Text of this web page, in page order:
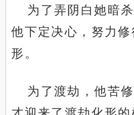
为了弄阴白她暗
他下定决心，努力修
形。
为了渡劫，他苦